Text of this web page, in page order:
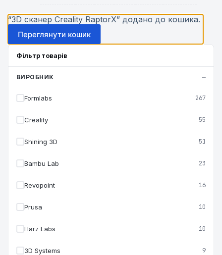
“3D сканер Creality RaptorX” додано до кошика.
Переглянути кошик
Фільтр товарів
ВИРОБНИК
Formlabs 267
Creality 55
Shining 3D 51
Bambu Lab 23
Revopoint 16
Prusa 10
Harz Labs 10
3D Systems 9